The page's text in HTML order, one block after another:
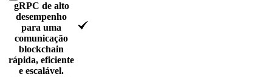
gRPC de alto
desempenho
para uma
comunicação
blockchain
rápida, eficiente
e escalável.